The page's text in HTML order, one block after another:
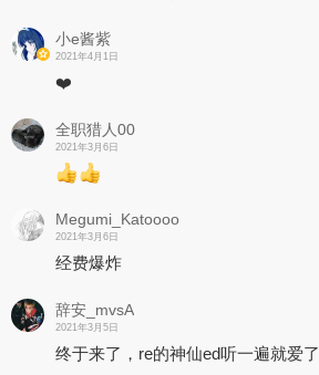
小e酱紫
2021年4月1日
❤️
全职猎人00
2021年3月6日
Megumi_Katoooo
2021年3月6日
经费爆炸
辞安_mvsA
2021年3月5日
终于来了，re的神仙ed听一遍就爱了